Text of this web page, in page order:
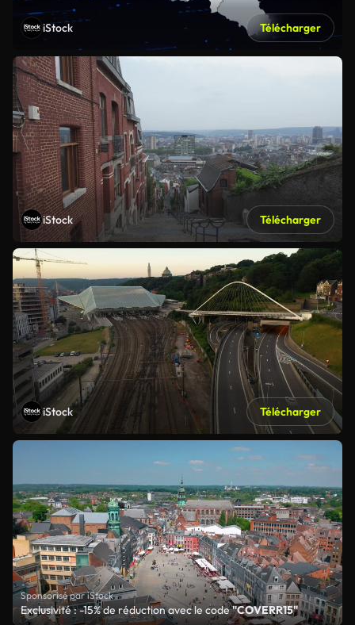
iStock Télécharger
iStock Télécharger
iStock Télécharger
Sponsorisé par iStock
Exclusivité : -15% de réduction avec le code"COVERR15"